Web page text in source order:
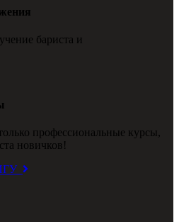
бариста и
профессиональные курсы,
новичков!